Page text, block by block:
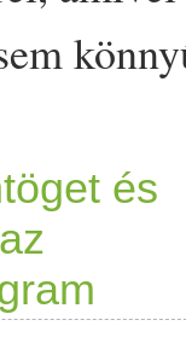
esetben
The
és